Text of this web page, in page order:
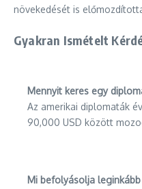
növekedését is
Gyakran Ismételt
Mennyit keres egy
Az amerikai diplomaták
90,000 USD között
Mi befolyásolja